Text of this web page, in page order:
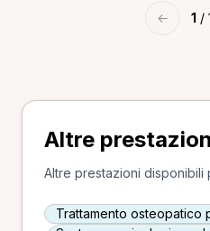
← 1 /
Altre
Altre prestazioni disponibili
Trattamento osteopatico